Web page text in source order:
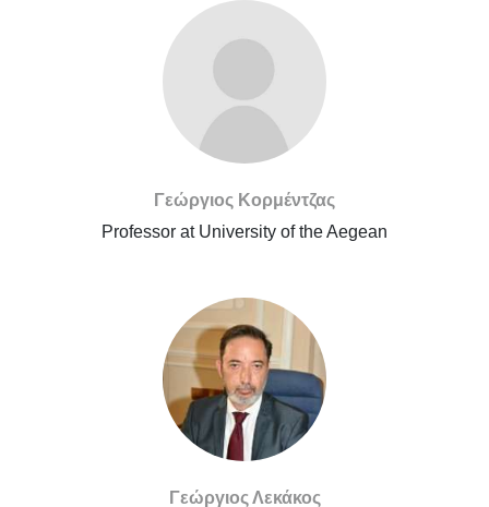
Γεώργιος Κορμέντζας
Professor at University of the Aegean
Γεώργιος Λεκάκος